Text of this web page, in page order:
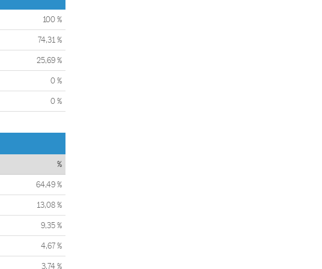
100 %
74,31 %
25,69 %
0 %
0 %
%
64,49 %
13,08 %
9,35 %
4,67 %
3,74 %